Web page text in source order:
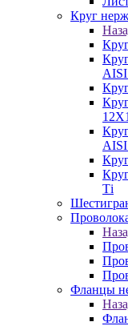
Круг
Тi
Фланцы